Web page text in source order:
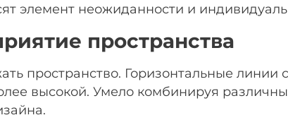
элемент неожиданности и
пространства
пространство. Горизонтальные
высокой. Умело комбинируя